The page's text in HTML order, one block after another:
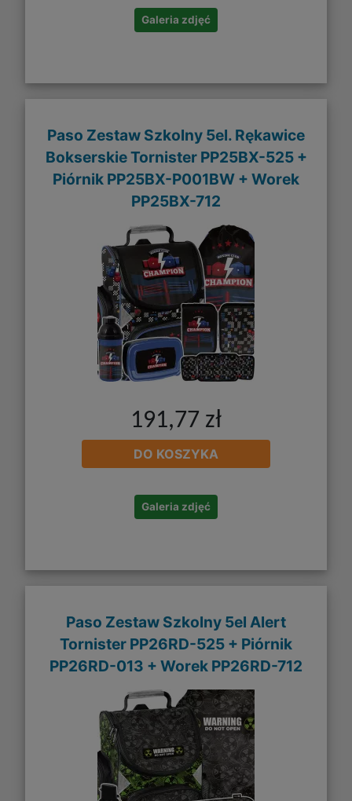
Galeria zdjęć
Paso Zestaw Szkolny 5el. Rękawice
Bokserskie Tornister PP25BX-525 +
Piórnik PP25BX-P001BW + Worek
PP25BX-712
191,77 zł
DO KOSZYKA
Galeria zdjęć
Paso Zestaw Szkolny 5el Alert
Tornister PP26RD-525 + Piórnik
PP26RD-013 + Worek PP26RD-712